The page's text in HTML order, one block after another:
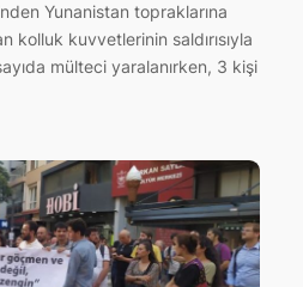
Yunanistan topraklarına
kolluk kuvvetlerinin saldırısıyla
mülteci yaralanırken, 3 kişi